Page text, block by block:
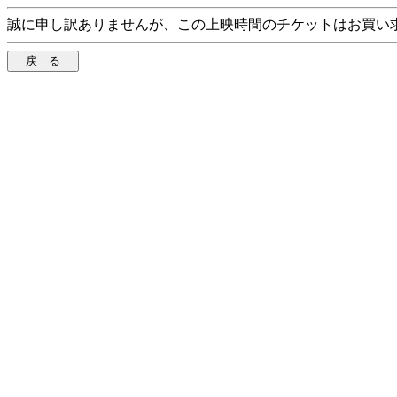
誠に申し訳ありませんが、この上映時間のチケットはお買い